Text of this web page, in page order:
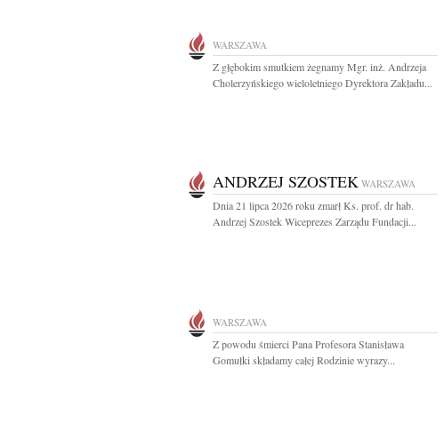
WARSZAWA
Z głębokim smutkiem żegnamy Mgr. inż. Andrzeja
Cholerzyńskiego wieloletniego Dyrektora Zakładu...
ANDRZEJ SZOSTEK WARSZAWA
Dnia 21 lipca 2026 roku zmarł Ks. prof. dr hab.
Andrzej Szostek Wiceprezes Zarządu Fundacji...
WARSZAWA
Z powodu śmierci Pana Profesora Stanisława
Gomułki składamy całej Rodzinie wyrazy...